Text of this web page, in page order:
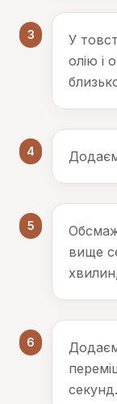
3
У
олію і
4
5
вище
6
секунд.